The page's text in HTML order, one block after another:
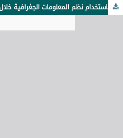
تباين توزيع سكان ليبيا باستخدام نظم المعلومات الجغرافية خلال الفترة ( 2006 – 2020 م )